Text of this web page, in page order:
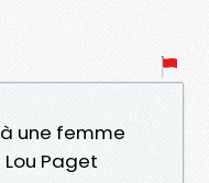
une femme
Paget